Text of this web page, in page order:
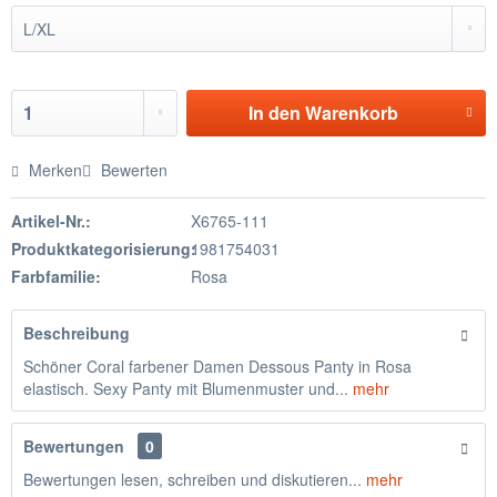
In den Warenkorb
Merken Bewerten
Artikel-Nr.:
X6765-111
Produktkategorisierung:1981754031
Farbfamilie:
Rosa
Beschreibung
Schöner Coral farbener Damen Dessous Panty in Rosa
elastisch. Sexy Panty mit Blumenmuster und... mehr
Bewertungen
0
Bewertungen lesen, schreiben und diskutieren... mehr